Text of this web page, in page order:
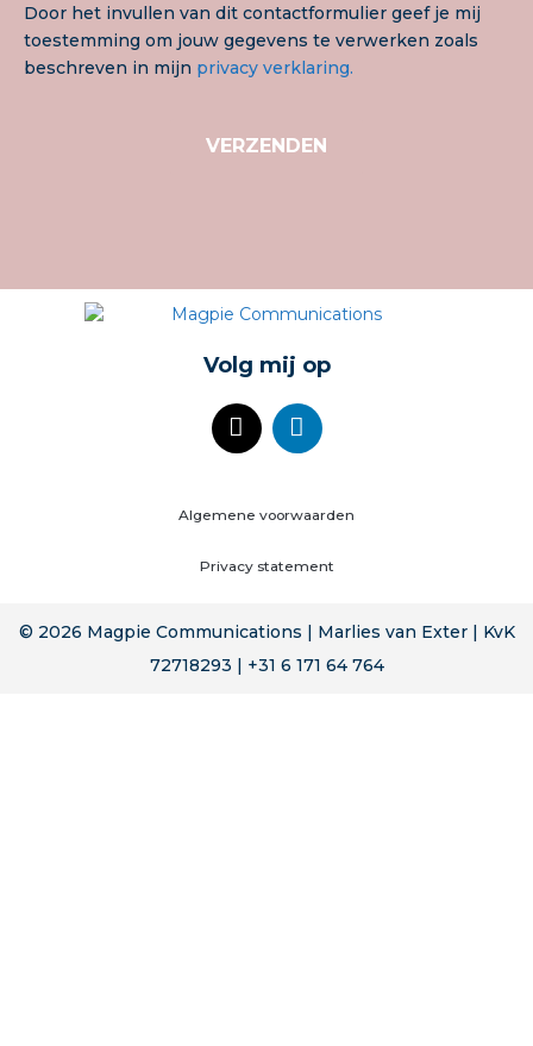
Door het invullen van dit contactformulier geef je mij
toestemming om jouw gegevens te verwerken zoals
beschreven in mijn privacy verklaring.
VERZENDEN
Volg mij op
Algemene voorwaarden
Privacy statement
© 2026 Magpie Communications | Marlies van Exter | KvK
72718293 | +31 6 171 64 764